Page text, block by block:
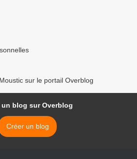
sur le portail Overblog
un blog sur Overblog
Créer un blog